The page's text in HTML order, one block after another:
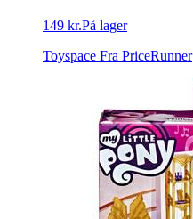
149 kr.På lager
Toyspace Fra PriceRunner